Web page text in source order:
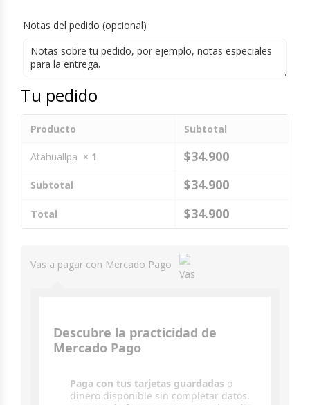
Notas del pedido (opcional)
Tu pedido
Producto Subtotal
Atahuallpa × 1 $34.900
Subtotal $34.900
Total $34.900
Vas a pagar con Mercado Pago
Descubre la practicidad de
Mercado Pago
Paga con tus tarjetas guardadas o
dinero disponible sin completar datos.